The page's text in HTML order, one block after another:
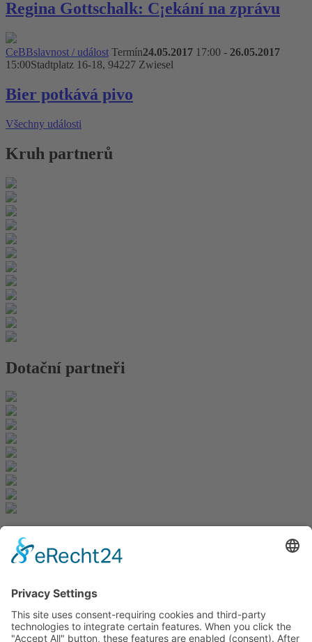
Regina Gottschalk: C¡ekání na zprávu
CeBBslavnost / událost Termín24.05.2017 17:00 - 26.05.2017
15:00Stadtplatz 16-18, 94227 Zwiesel
Bier potkává pivo
Všechny události
Kruh partnerů
Dotační partneři
Newsletter
K registraci
Redakce bbkult.net
Centrum Bavaria Bohemia (CeBB)
Dr. Veronika Hofinger
Freyung 1, 92539 Schönsee